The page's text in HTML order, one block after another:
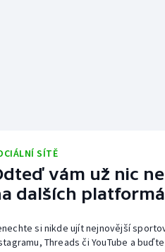
SÍTĚ
vám už nic
dalších
si nikde ujít nejnovější
Threads či YouTube a